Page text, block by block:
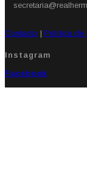
Contacto | Política de
Instagram
Facebook